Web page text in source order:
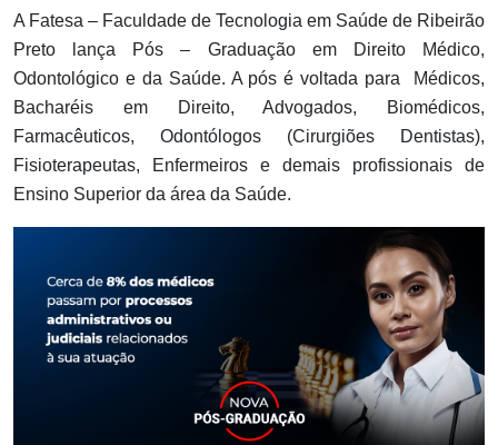
A Fatesa – Faculdade de Tecnologia em Saúde de Ribeirão
Preto lança Pós – Graduação em Direito Médico,
Odontológico e da Saúde. A pós é voltada para Médicos,
Bacharéis em Direito, Advogados, Biomédicos,
Farmacêuticos, Odontólogos (Cirurgiões Dentistas),
Fisioterapeutas, Enfermeiros e demais profissionais de
Ensino Superior da área da Saúde.